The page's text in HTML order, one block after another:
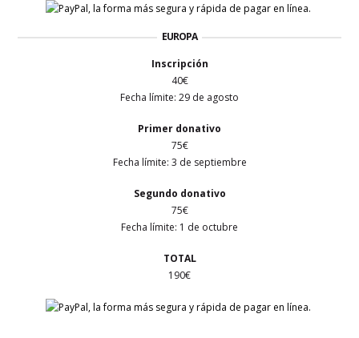
EUROPA
Inscripción
40€
Fecha límite: 29 de agosto
Primer donativo
75€
Fecha límite: 3 de septiembre
Segundo donativo
75€
Fecha límite: 1 de octubre
TOTAL
190€